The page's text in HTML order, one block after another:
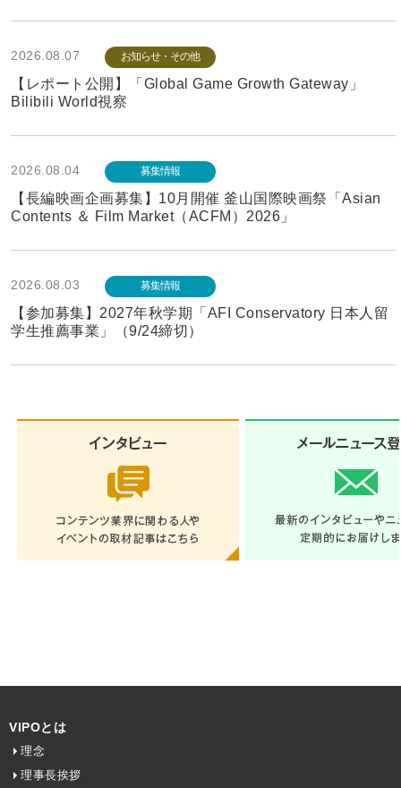
2026.08.07 お知らせ・その他
【レポート公開】「Global Game Growth Gateway」
Bilibili World視察
2026.08.04 募集情報
【長編映画企画募集】10月開催 釜山国際映画祭「Asian
Contents ＆ Film Market（ACFM）2026」
2026.08.03 募集情報
【参加募集】2027年秋学期「AFI Conservatory 日本人留
学生推薦事業」（9/24締切）
VIPOとは
理念
理事長挨拶